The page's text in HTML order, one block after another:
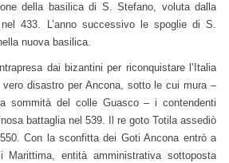
della basilica di S. Stefano, voluta dalla
433. L’anno successivo le spoglie di S.
nuova basilica.
dai bizantini per riconquistare l’Italia
vero disastro per Ancona, sotto le cui mura –
sommità del colle Guasco – i contendenti
battaglia nel 539. Il re goto Totila assediò
Con la sconfitta dei Goti Ancona entrò a
Marittima, entità amministrativa sottoposta